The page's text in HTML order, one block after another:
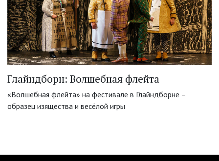
Глайндборн: Волшебная флейта
«Волшебная флейта» на фестивале в Глайндборне –
образец изящества и весёлой игры